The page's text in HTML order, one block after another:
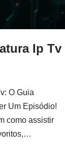
Ip Tv
O Guia
Um Episódio!
como assistir